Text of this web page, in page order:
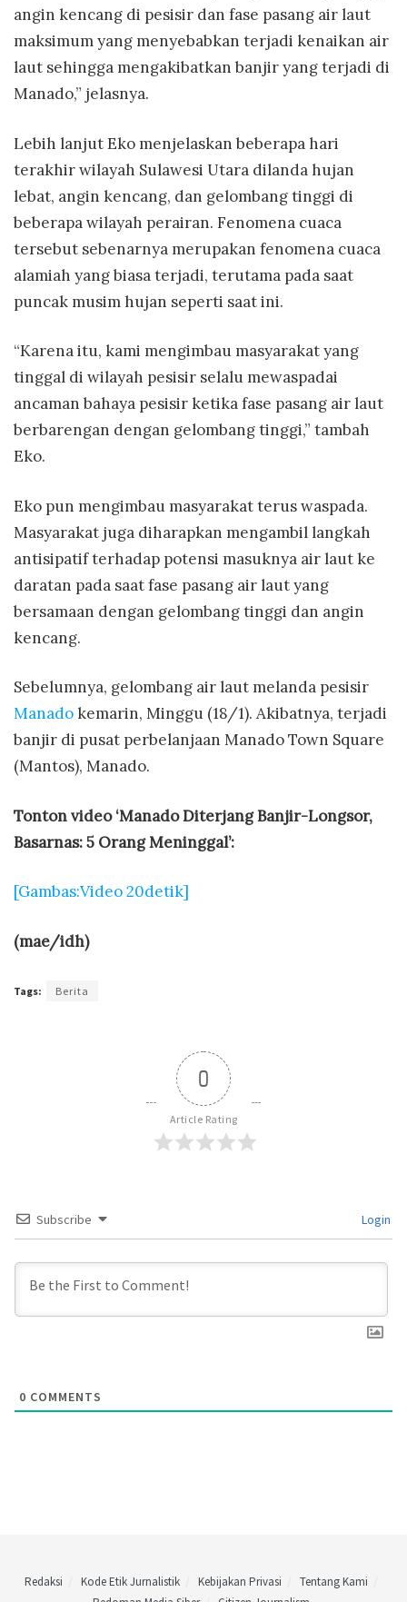
angin kencang di pesisir dan fase pasang air laut
maksimum yang menyebabkan terjadi kenaikan air
laut sehingga mengakibatkan banjir yang terjadi di
Manado,” jelasnya.
Lebih lanjut Eko menjelaskan beberapa hari
terakhir wilayah Sulawesi Utara dilanda hujan
lebat, angin kencang, dan gelombang tinggi di
beberapa wilayah perairan. Fenomena cuaca
tersebut sebenarnya merupakan fenomena cuaca
alamiah yang biasa terjadi, terutama pada saat
puncak musim hujan seperti saat ini.
“Karena itu, kami mengimbau masyarakat yang
tinggal di wilayah pesisir selalu mewaspadai
ancaman bahaya pesisir ketika fase pasang air laut
berbarengan dengan gelombang tinggi,” tambah
Eko.
Eko pun mengimbau masyarakat terus waspada.
Masyarakat juga diharapkan mengambil langkah
antisipatif terhadap potensi masuknya air laut ke
daratan pada saat fase pasang air laut yang
bersamaan dengan gelombang tinggi dan angin
kencang.
Sebelumnya, gelombang air laut melanda pesisir
Manadokemarin, Minggu (18/1). Akibatnya, terjadi
banjir di pusat perbelanjaan Manado Town Square
(Mantos), Manado.
Tonton video ‘Manado Diterjang Banjir-Longsor,
Basarnas: 5 Orang Meninggal’:
[Gambas:Video 20detik]
(mae/idh)
Tags: Berita
0
Article Rating
Subscribe Login
0 COMMENTS
Redaksi Kode Etik Jurnalistik Kebijakan Privasi
Tentang Kami